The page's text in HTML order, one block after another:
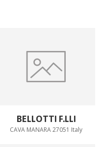
BELLOTTI F.LLI
CAVA MANARA 27051 Italy